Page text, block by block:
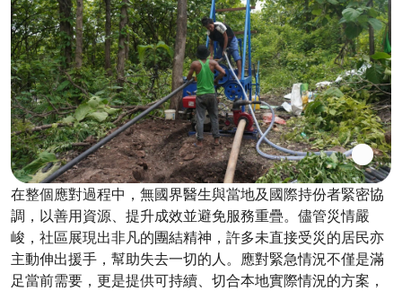
在整個應對過程中，無國界醫生與當地及國際持份者緊密協
調，以善用資源、提升成效並避免服務重疊。儘管災情嚴
峻，社區展現出非凡的團結精神，許多未直接受災的居民亦
主動伸出援手，幫助失去一切的人。應對緊急情況不僅是滿
足當前需要，更是提供可持續、切合本地實際情況的方案，